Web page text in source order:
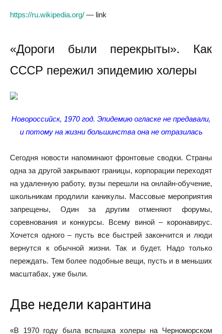
https://ru.wikipedia.org/ — link
«Дороги были перекрыты». Как
СССР пережил эпидемию холеры
Новороссийск, 1970 год. Эпидемию огласке не предавали,
и потому на жизни большинства она не отразилась
Сегодня новости напоминают фронтовые сводки. Страны
одна за другой закрывают границы, корпорации переходят
на удаленную работу, вузы перешли на онлайн-обучение,
школьникам продлили каникулы. Массовые мероприятия
запрещены, Один за другим отменяют форумы,
соревнования и конкурсы. Всему виной – коронавирус.
Хочется одного – пусть все быстрей закончится и люди
вернутся к обычной жизни. Так и будет. Надо только
переждать. Тем более подобные вещи, пусть и в меньших
масштабах, уже были.
Две недели карантина
«В 1970 году была вспышка холеры на Черноморском